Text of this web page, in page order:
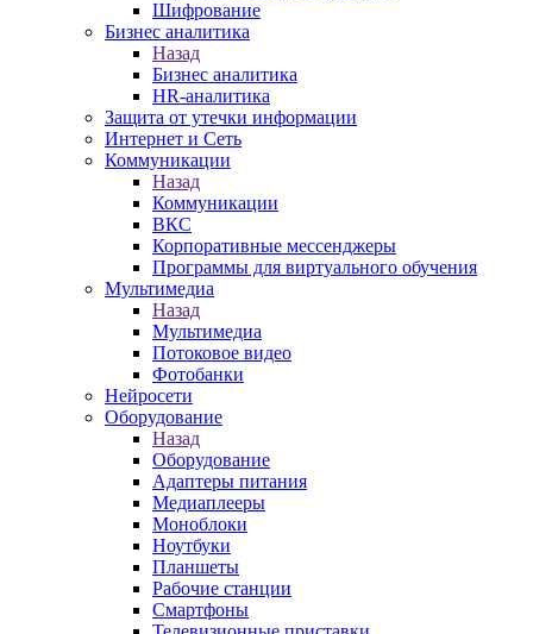
Шифрование
Бизнес аналитика
Назад
Бизнес аналитика
HR-аналитика
Защита от утечки информации
Интернет и Сеть
Коммуникации
Назад
Коммуникации
ВКС
Корпоративные мессенджеры
Программы для виртуального обучения
Мультимедиа
Назад
Мультимедиа
Потоковое видео
Фотобанки
Нейросети
Оборудование
Назад
Оборудование
Адаптеры питания
Медиаплееры
Моноблоки
Ноутбуки
Планшеты
Рабочие станции
Смартфоны